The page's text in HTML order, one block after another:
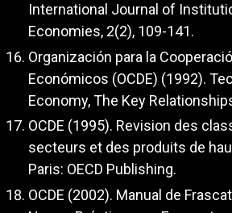
International Journal of
Economies, 2(2), 109-141.
Organización para la
Económicos (OCDE) (1992).
Economy, The Key
OCDE (1995). Revision des
secteurs et des produits de
Paris: OECD Publishing.
OCDE (2002). Manual de